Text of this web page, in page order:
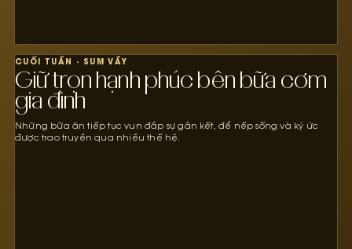
CUỐI TUẦN · SUM VẦY
Giữ trọn hạnh phúc bên bữa cơm
gia đình
Những bữa ăn tiếp tục vun đắp sự gắn kết, để nếp sống và ký ức
được trao truyền qua nhiều thế hệ.